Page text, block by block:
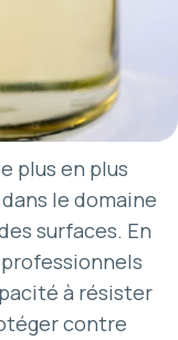
plus en plus
le domaine
surfaces. En
à résister
contre